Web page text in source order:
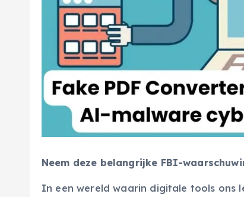
Neem deze belangrijke FBI-
In een wereld waarin digitale tools ons